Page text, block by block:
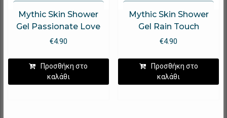
Mythic Skin Shower
Gel Passionate Love
€4.90
Προσθήκη στο
καλάθι
Mythic Skin Shower
Gel Rain Touch
€4.90
Προσθήκη στο
καλάθι